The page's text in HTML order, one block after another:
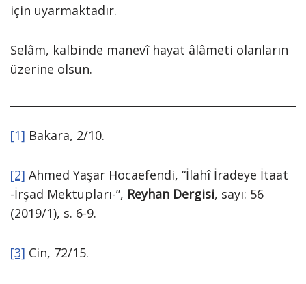
için uyarmaktadır.
Selâm, kalbinde manevî hayat âlâmeti olanların
üzerine olsun.
[1] Bakara, 2/10.
[2] Ahmed Yaşar Hocaefendi, “İlahî İradeye İtaat
-İrşad Mektupları-”, Reyhan Dergisi, sayı: 56
(2019/1), s. 6-9.
[3] Cin, 72/15.